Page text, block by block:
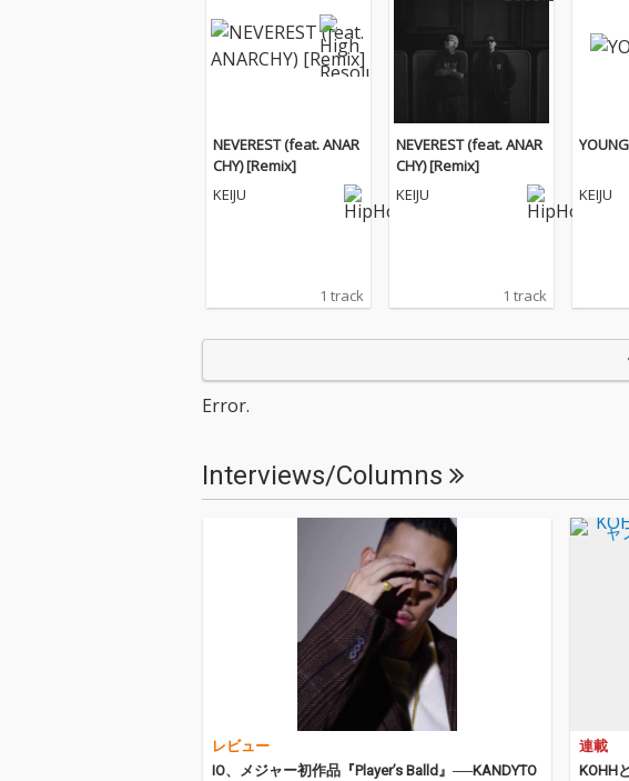
NEVEREST (feat. ANAR
CHY) [Remix]
KEIJU
1 track
NEVEREST (feat. ANAR
CHY) [Remix]
KEIJU
1 track
KEIJU
Error.
Interviews/Columns
レビュー
IO、メジャー初作品『Player’s Balld』──KANDYTO
連載
KOHH